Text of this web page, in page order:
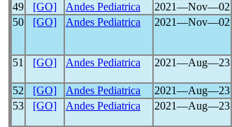
49
[GO] Andes Pediatrica 2021―Nov―02
50
[GO] Andes Pediatrica 2021―Nov―02
51 [GO] Andes Pediatrica 2021―Aug―23
52 [GO] Andes Pediatrica 2021―Aug―23
53
[GO] Andes Pediatrica 2021―Aug―23